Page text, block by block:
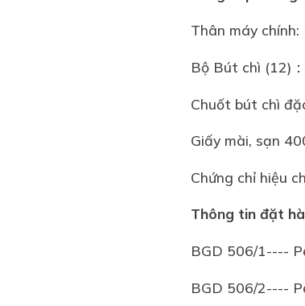
Thân máy chính:
Bộ Bút chì (12)
Chuốt bút chì
Giấy mài, sạn
Chứng chỉ hiệu
Thông tin đặt
BGD 506/1----
BGD 506/2----